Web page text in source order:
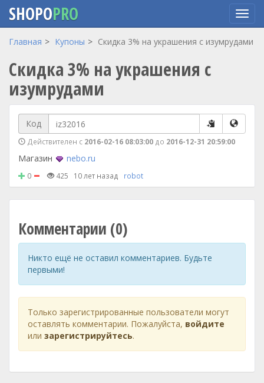
Перейти
основному
содержанию
SHOPOPRO
Главная Купоны Скидка 3% на украшения с изумрудами
Скидка 3% на украшения с
изумрудами
Код
Действителен с 2016-02-16 08:03:00 до 2016-12-31 20:59:00
Магазин nebo.ru
0 425 10 лет назад robot
Комментарии (0)
Никто ещё не оставил комментариев. Будьте
первыми!
Только зарегистрированные пользователи могут
оставлять комментарии. Пожалуйста, войдите
или зарегистрируйтесь.